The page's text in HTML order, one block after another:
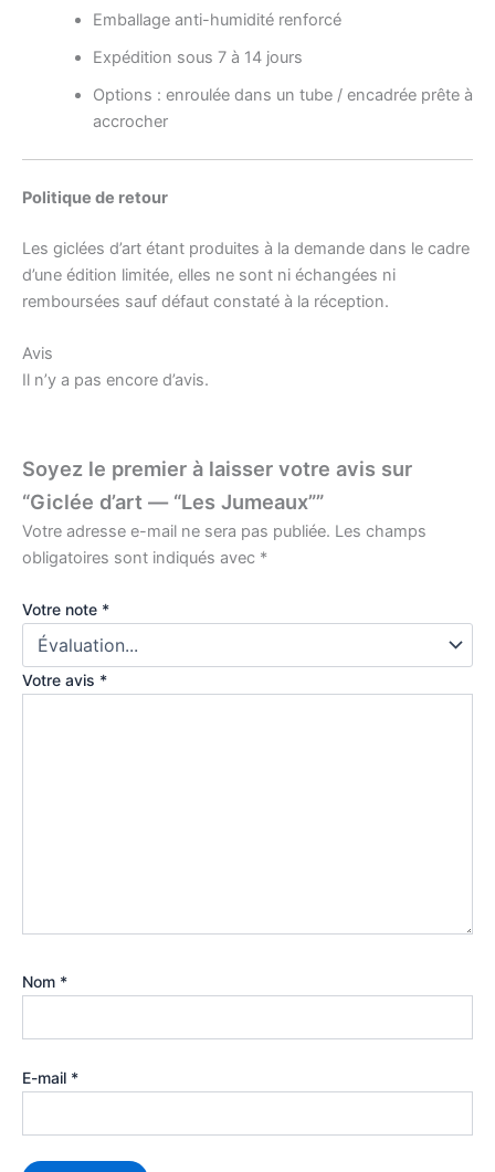
Emballage anti-humidité renforcé
Expédition sous 7 à 14 jours
Options : enroulée dans un tube / encadrée prête à
accrocher
Politique de retour
Les giclées d’art étant produites à la demande dans le cadre
d’une édition limitée, elles ne sont ni échangées ni
remboursées sauf défaut constaté à la réception.
Avis
Il n’y a pas encore d’avis.
Soyez le premier à laisser votre avis sur
“Giclée d’art — “Les Jumeaux””
Votre adresse e-mail ne sera pas publiée. Les champs
obligatoires sont indiqués avec *
Votre note *
Votre avis *
Nom *
E-mail *